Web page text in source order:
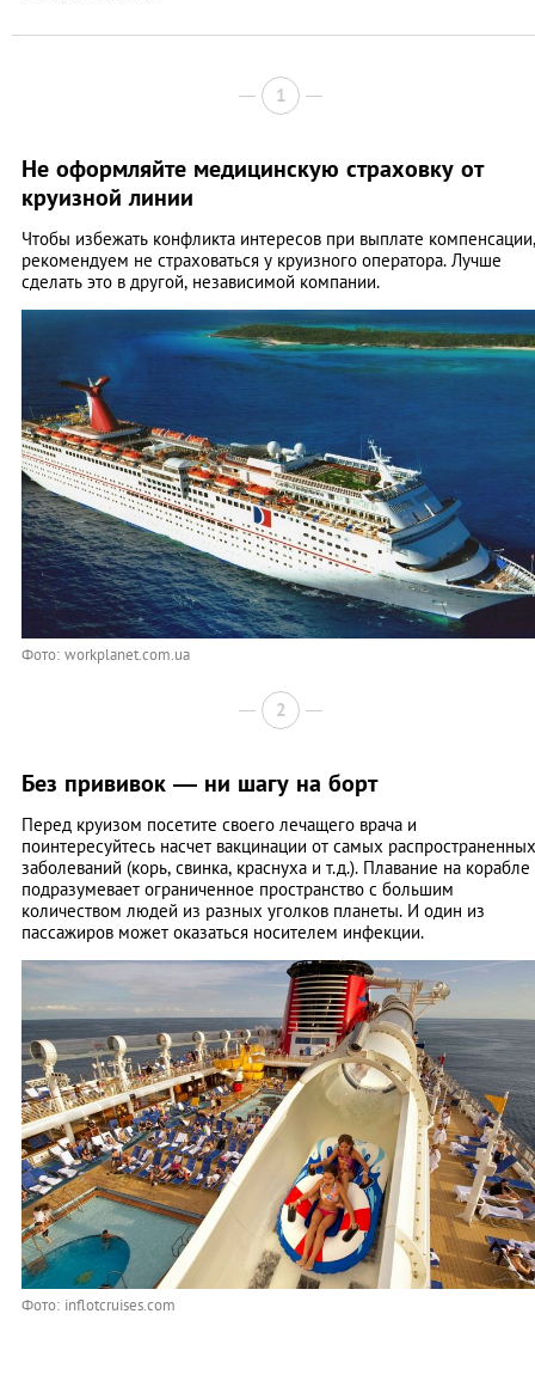
1
Не оформляйте медицинскую страховку от
круизной линии
Чтобы избежать конфликта интересов при выплате компенсации,
рекомендуем не страховаться у круизного оператора. Лучше
сделать это в другой, независимой компании.
Фото: workplanet.com.ua
2
Без прививок — ни шагу на борт
Перед круизом посетите своего лечащего врача и
поинтересуйтесь насчет вакцинации от самых распространенных
заболеваний (корь, свинка, краснуха и т.д.). Плавание на корабле
подразумевает ограниченное пространство с большим
количеством людей из разных уголков планеты. И один из
пассажиров может оказаться носителем инфекции.
Фото: inflotcruises.com